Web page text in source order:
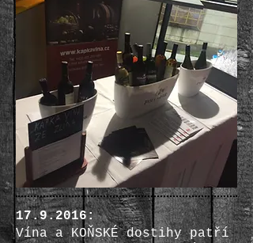
17.9.2016:
Vína a KOŇSKÉ dostihy patří